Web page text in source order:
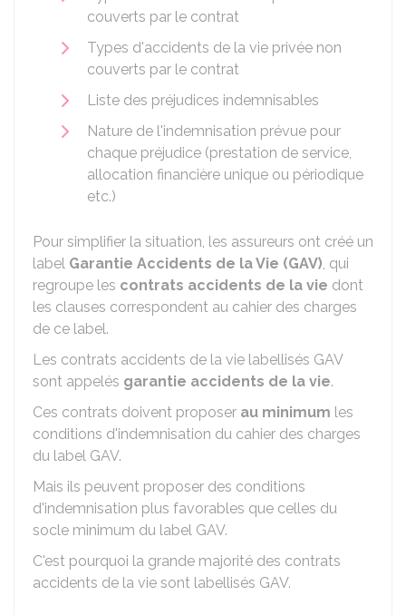
couverts par le contrat
Types d'accidents de la vie privée non
couverts par le contrat
Liste des préjudices indemnisables
Nature de l'indemnisation prévue pour
chaque préjudice (prestation de service,
allocation financière unique ou périodique
etc.)
Pour simplifier la situation, les assureurs ont créé un
label Garantie Accidents de la Vie (GAV), qui
regroupe les contrats accidents de la vie dont
les clauses correspondent au cahier des charges
de ce label.
Les contrats accidents de la vie labellisés GAV
sont appelés garantie accidents de la vie.
Ces contrats doivent proposer au minimum les
conditions d'indemnisation du cahier des charges
du label GAV.
Mais ils peuvent proposer des conditions
d'indemnisation plus favorables que celles du
socle minimum du label GAV.
C'est pourquoi la grande majorité des contrats
accidents de la vie sont labellisés GAV.